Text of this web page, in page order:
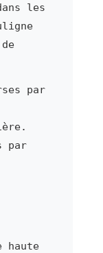
les
par
par
haute